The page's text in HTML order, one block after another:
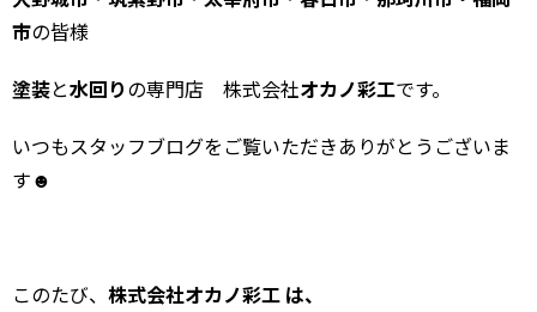
市の皆様
塗装と水回りの専門店 株式会社オカノ彩工です。
いつもスタッフブログをご覧いただきありがとうございま
す☻
このたび、 株式会社オカノ彩工 は、